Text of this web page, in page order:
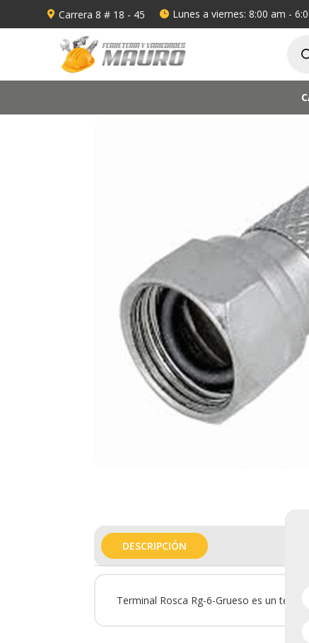
 Carrera 8 # 18 - 45  Lunes a viernes: 8:00 am -
DESCRIPCIÓN
Terminal Rosca Rg-6-Grueso es un